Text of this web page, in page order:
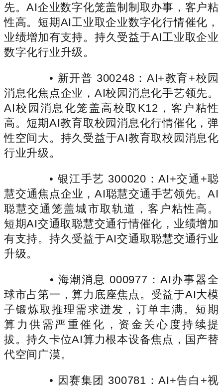
先。AI企业数字化笼盖制制取办事，客户粘
性高。短期AI工业取企业数字化行情催化，
业绩增加有支持。持久受益于AI工业取企业
数字化行业升级。
• 新开普 300248：AI+教育+校园
消息化焦点企业，AI校园消息化手艺领先。
AI校园消息化笼盖高校取K12，客户粘性
高。短期AI教育取校园消息化行情催化，弹
性空间大。持久受益于AI教育取校园消息化
行业升级。
• 银江手艺 300020：AI+交通+聪
慧交通焦点企业，AI聪慧交通手艺领先。AI
聪慧交通笼盖城市取轨道，客户粘性高。
短期AI交通取聪慧交通行情催化，业绩增加
有支持。持久受益于AI交通取聪慧交通行业
升级。
• 海潮消息 000977：AI办事器全
球市占第一，算力底座焦点。受益于AI大模
子锻炼取推理需求迸发，订单丰满。短期
算力供需严重催化，资金关心度持续提
拔。持久卡位AI算力根本设备焦点，国产替
代空间广漠。
• 因赛集团 300781：AI+告白+视